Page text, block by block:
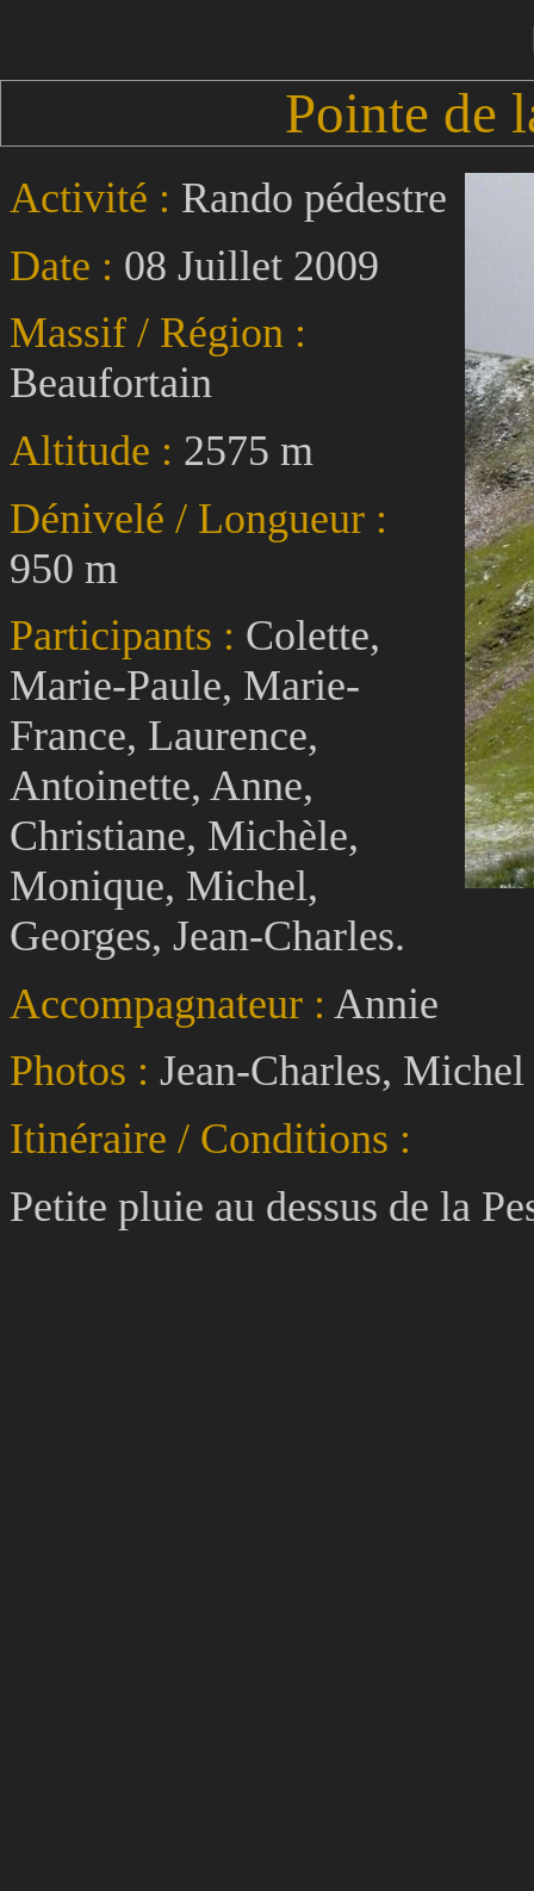
Pointe de
Activité : Rando pédestre
Date : 08 Juillet 2009
Massif / Région :
Beaufortain
Altitude : 2575 m
Dénivelé / Longueur :
950 m
Participants : Colette,
Marie-Paule, Marie-
France, Laurence,
Antoinette, Anne,
Christiane, Michèle,
Monique, Michel,
Georges, Jean-Charles.
Accompagnateur : Annie
Photos : Jean-Charles, Michel
Itinéraire / Conditions :
Petite pluie au dessus de la